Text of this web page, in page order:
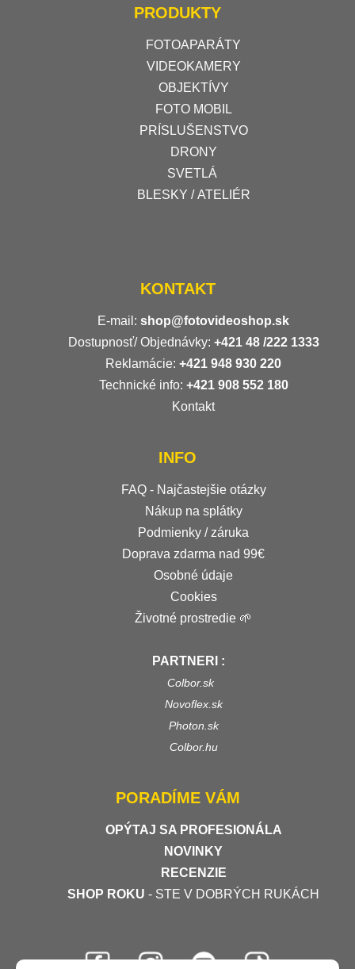
PRODUKTY
FOTOAPARÁTY
VIDEOKAMERY
OBJEKTÍVY
FOTO MOBIL
PRÍSLUŠENSTVO
DRONY
SVETLÁ
BLESKY / ATELIÉR
KONTAKT
E-mail: shop@fotovideoshop.sk
Dostupnosť/ Objednávky: +421 48 /222 1333
Reklamácie: +421 948 930 220
Technické info: +421 908 552 180
Kontakt
INFO
FAQ - Najčastejšie otázky
Nákup na splátky
Podmienky / záruka
Doprava zdarma nad 99€
Osobné údaje
Cookies
Životné prostredie 🌱
PARTNERI :
Colbor.sk
Novoflex.sk
Photon.sk
Colbor.hu
PORADÍME VÁM
OPÝTAJ SA PROFESIONÁLA
NOVINKY
RECENZIE
SHOP ROKU - STE V DOBRÝCH RUKÁCH